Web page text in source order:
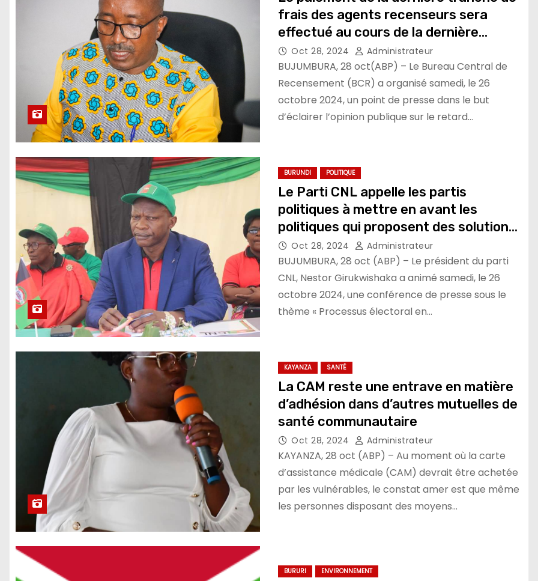
frais des agents recenseurs sera
effectué au cours de la dernière
semaine du mois d’octobre
Oct 28, 2024 Administrateur
BUJUMBURA, 28 oct(ABP) – Le Bureau Central de
Recensement (BCR) a organisé samedi, le 26
octobre 2024, un point de presse dans le but
d’éclairer l’opinion publique sur le retard…
BURUNDI POLITIQUE
Le Parti CNL appelle les partis
politiques à mettre en avant les
politiques qui proposent des solutions
aux problèmes qui hantent la
population et non les insultes
Oct 28, 2024 Administrateur
BUJUMBURA, 28 oct (ABP) – Le président du parti
CNL, Nestor Girukwishaka a animé samedi, le 26
octobre 2024, une conférence de presse sous le
thème « Processus électoral en…
KAYANZA SANTÉ
La CAM reste une entrave en matière
d’adhésion dans d’autres mutuelles de
santé communautaire
Oct 28, 2024 Administrateur
KAYANZA, 28 oct (ABP) – Au moment où la carte
d’assistance médicale (CAM) devrait être achetée
par les vulnérables, le constat amer est que même
les personnes disposant des moyens…
BURURI ENVIRONNEMENT